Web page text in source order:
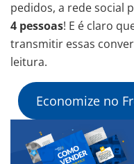
pedidos, a rede social
4 pessoas! E é claro
transmitir essas
leitura.
Economize no